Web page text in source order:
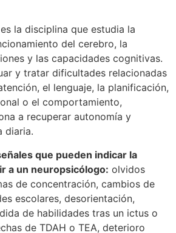
la disciplina que estudia la
del cerebro, la
y las capacidades cognitivas.
y tratar dificultades relacionadas
el lenguaje, la planificación,
o el comportamiento,
a recuperar autonomía y
diaria.
que pueden indicar la
a un neuropsicólogo: olvidos
de concentración, cambios de
escolares, desorientación,
de habilidades tras un ictus o
de TDAH o TEA, deterioro